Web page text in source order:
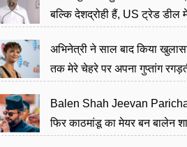
बल्कि देशद्रोही हैं, US ट्रेड डील
अभिनेत्री ने साल बाद किया
तक मेरे चेहरे पर अपना गुप्तांग
Balen Shah Jeevan
फिर काठमांडू का मेयर बन बालेन